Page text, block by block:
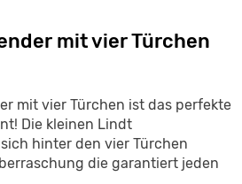
mit vier Türchen
mit vier Türchen ist das perfekte
Die kleinen Lindt
hinter den vier Türchen
die garantiert jeden